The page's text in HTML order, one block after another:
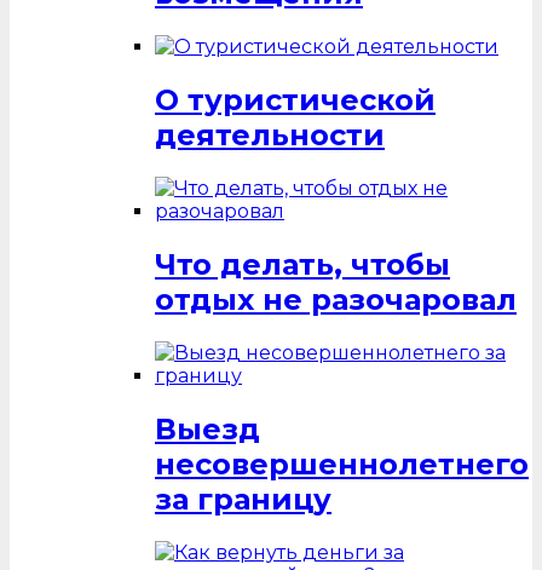
О туристической
деятельности
Что делать, чтобы
отдых не разочаровал
Выезд
несовершеннолетнего
за границу